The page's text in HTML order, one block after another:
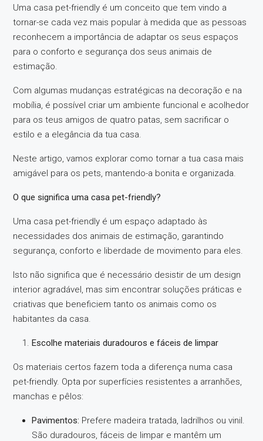
Uma casa pet-friendly é um conceito que tem vindo a
tornar-se cada vez mais popular à medida que as pessoas
reconhecem a importância de adaptar os seus espaços
para o conforto e segurança dos seus animais de
estimação.
Com algumas mudanças estratégicas na decoração e na
mobília, é possível criar um ambiente funcional e acolhedor
para os teus amigos de quatro patas, sem sacrificar o
estilo e a elegância da tua casa.
Neste artigo, vamos explorar como tornar a tua casa mais
amigável para os pets, mantendo-a bonita e organizada.
O que significa uma casa pet-friendly?
Uma casa pet-friendly é um espaço adaptado às
necessidades dos animais de estimação, garantindo
segurança, conforto e liberdade de movimento para eles.
Isto não significa que é necessário desistir de um design
interior agradável, mas sim encontrar soluções práticas e
criativas que beneficiem tanto os animais como os
habitantes da casa.
Escolhe materiais duradouros e fáceis de limpar
Os materiais certos fazem toda a diferença numa casa
pet-friendly. Opta por superfícies resistentes a arranhões,
manchas e pêlos:
Pavimentos: Prefere madeira tratada, ladrilhos ou vinil.
São duradouros, fáceis de limpar e mantêm um